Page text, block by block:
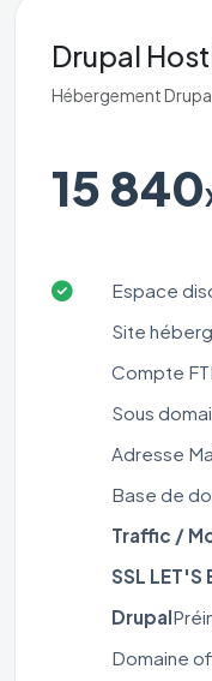
Drupal
Hébergement
15 840
Espace
Site
Compte
Sous
Adresse
Base de
Traffic /
SSL LET'S
Drupal
Domaine